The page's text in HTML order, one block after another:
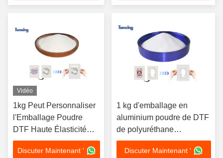
Vidéo
1kg Peut Personnaliser
l'Emballage Poudre
DTF Haute Élasticité
Colle Adhésive
Thermofusible Pour
Discuter Maintenant '
1 kg d'emballage en
aluminium poudre de DTF
de polyuréthane
hautement élastique
Discuter Maintenant '